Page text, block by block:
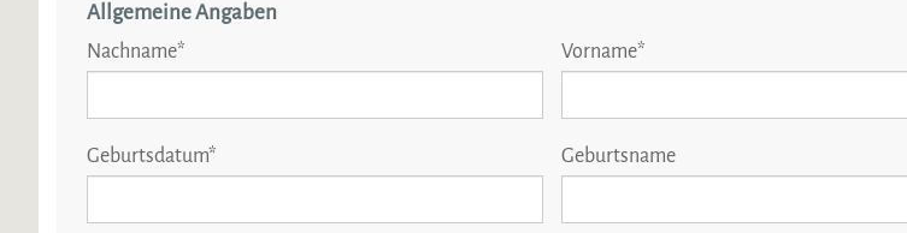
Allgemeine Angaben
Nachname* Vorname*
Geburtsdatum* Geburtsname